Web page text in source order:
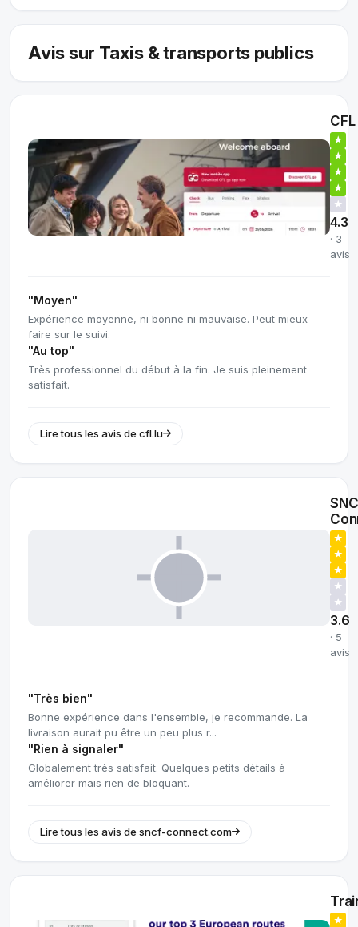
Avis sur Taxis & transports publics
CFL
★
★
★
★
★
4.3
· 3
avis
"Moyen"
Expérience moyenne, ni bonne ni mauvaise. Peut mieux
faire sur le suivi.
"Au top"
Très professionnel du début à la fin. Je suis pleinement
satisfait.
Lire tous les avis de cfl.lu
★
★
★
★
★
3.6
· 5
avis
"Très bien"
Bonne expérience dans l'ensemble, je recommande. La
livraison aurait pu être un peu plus r...
"Rien à signaler"
Globalement très satisfait. Quelques petits détails à
améliorer mais rien de bloquant.
Lire tous les avis de sncf-connect.com
★